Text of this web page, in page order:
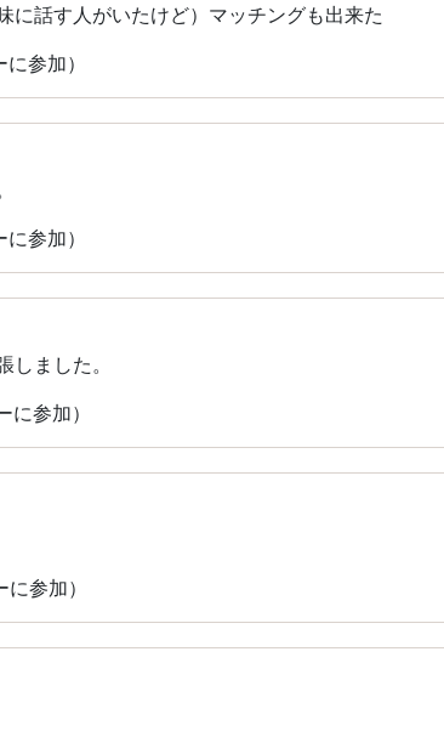
に話す人がいたけど）マッチングも出来た
参加）
参加）
ました。
参加）
参加）